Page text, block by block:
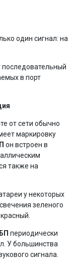
один сигнал: на
в порт
от сети обычно
маркировку
он встроен в
также на
у некоторых
зеленого
периодически
У большинства
сигнала.